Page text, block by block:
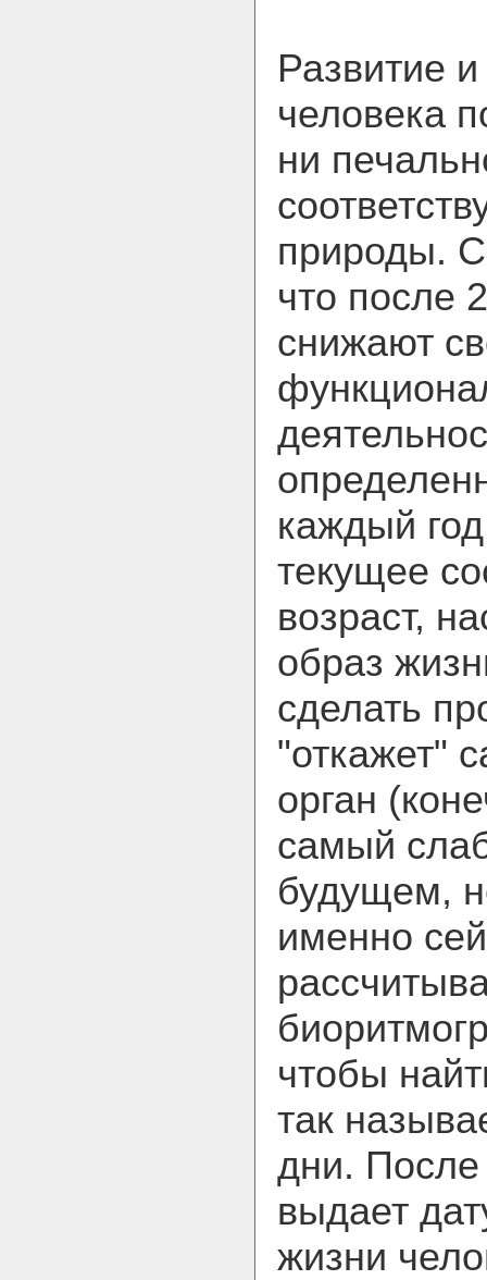
Развитие
человека
ни
природы.
что после
снижают
каждый
текущее
возраст,
образ
сделать
"откажет"
орган
самый
будущем,
именно
чтобы
так
дни. После
выдает
жизни